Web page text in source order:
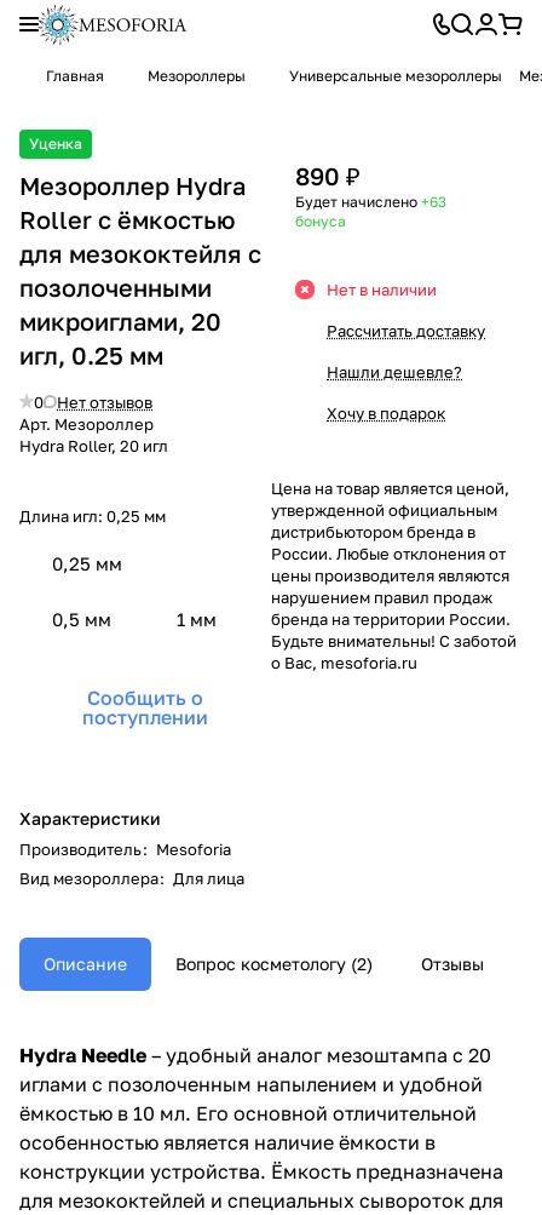
Главная Мезороллеры Универсальные мезороллеры
Уценка
Мезороллер Hydra
Roller с ёмкостью
для мезококтейля с
позолоченными
микроиглами, 20
игл, 0.25 мм
0
Нет отзывов
Арт. Мезороллер
Hydra Roller, 20 игл
Длина игл: 0,25 мм
0,25 мм
0,5 мм 1 мм
Сообщить о
поступлении
Характеристики
Производитель: Mesoforia
Вид мезороллера: Для лица
890 ₽
Будет начислено +63
бонуса
Нет в наличии
Рассчитать доставку
Нашли дешевле?
Хочу в подарок
Цена на товар является ценой,
утвержденной официальным
дистрибьютором бренда в
России. Любые отклонения от
цены производителя являются
нарушением правил продаж
бренда на территории России.
Будьте внимательны! С заботой
о Вас, mesoforia.ru
Описание Вопрос косметологу (2) Отзывы
Hydra Needle – удобный аналог мезоштампа с 20
иглами с позолоченным напылением и удобной
ёмкостью в 10 мл. Его основной отличительной
особенностью является наличие ёмкости в
конструкции устройства. Ёмкость предназначена
для мезококтейлей и специальных сывороток для